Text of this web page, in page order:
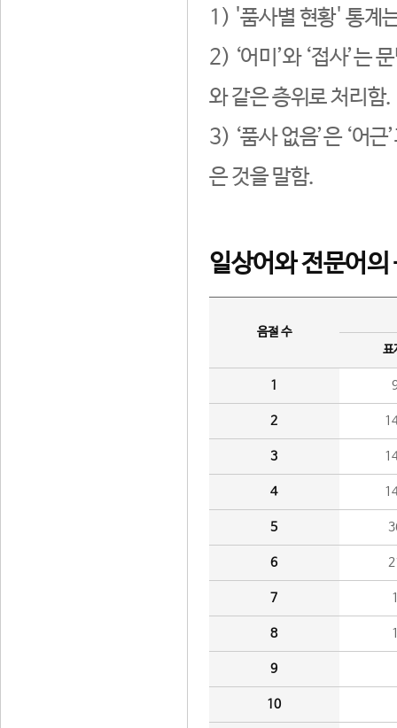
1) '품사별 현황' 통계
2) ‘어미’와 ‘접사’는
와 같은 층위로 처리함.
3) ‘품사 없음’은 ‘어
은 것을 말함.
일상어와 전문어의
음절 수
표
1
2
3
4
5
6
7
8
9
10